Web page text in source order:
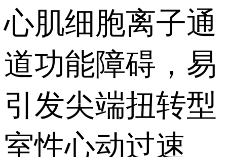
心肌细胞离子通
道功能障碍，易
引发尖端扭转型
室性心动过速